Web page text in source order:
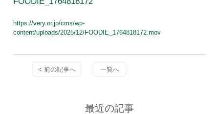
https://very.or.jp/cms/wp-
content/uploads/2025/12/FOODIE_1764818172.mov
< 前の記事へ 一覧へ
最近の記事